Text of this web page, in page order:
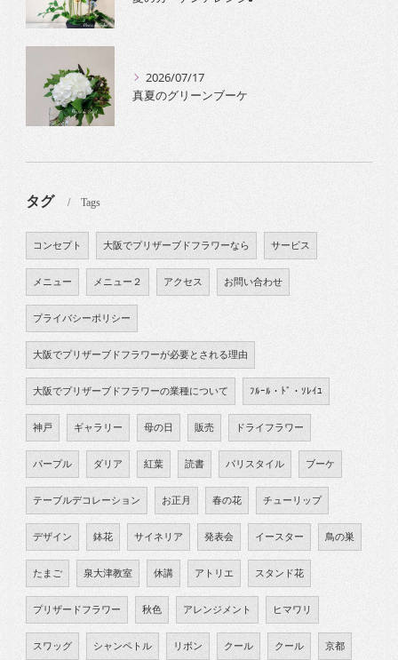
2026/07/17
真夏のグリーンブーケ
タグ Tags
コンセプト 大阪でプリザーブドフラワーなら サービス
メニュー メニュー２ アクセス お問い合わせ
プライバシーポリシー
大阪でプリザーブドフラワーが必要とされる理由
大阪でプリザーブドフラワーの業種について ﾌﾙｰﾙ・ﾄﾞ・ｿﾚｲﾕ
神戸 ギャラリー 母の日 販売 ドライフラワー
パープル ダリア 紅葉 読書 パリスタイル ブーケ
テーブルデコレーション お正月 春の花 チューリップ
デザイン 鉢花 サイネリア 発表会 イースター 鳥の巣
たまご 泉大津教室 休講 アトリエ スタンド花
プリザードフラワー 秋色 アレンジメント ヒマワリ
スワッグ シャンペトル リボン クール クール 京都